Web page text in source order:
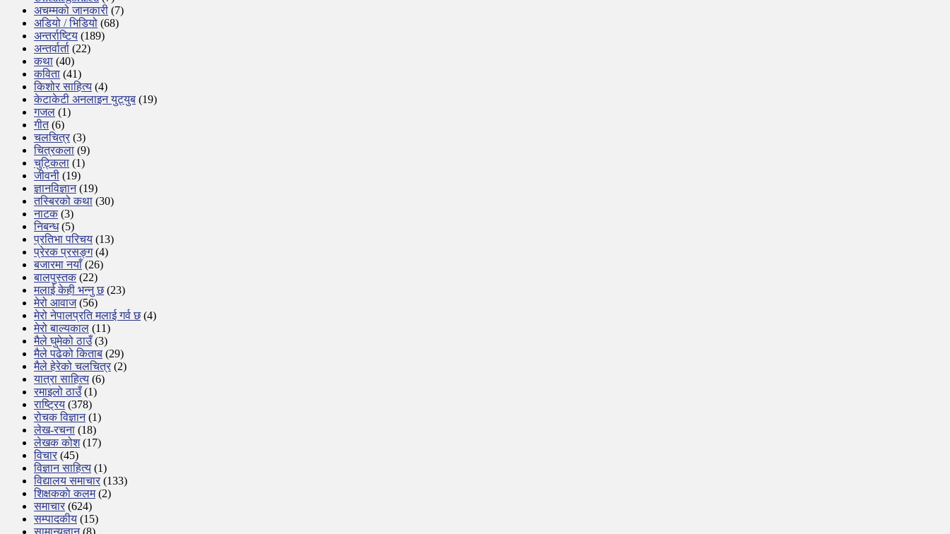
अचम्मको जानकारी (7)
अडियो / भिडियो (68)
अन्तर्राष्टिय (189)
अन्तर्वार्ता (22)
कथा (40)
कविता (41)
किशोर साहित्य (4)
केटाकेटी अनलाइन युट्युब (19)
गजल (1)
गीत(6)
चलचित्र (3)
चित्रकला (9)
चुट्किला (1)
जीवनी (19)
ज्ञानविज्ञान(19)
तस्बिरको कथा (30)
नाटक(3)
निबन्ध(5)
प्रतिभा परिचय (13)
प्रेरक प्रसङ्ग(4)
बजारमा नयाँ(26)
बालपुस्तक(22)
मलाई केही भन्नु छ(23)
मेरो आवाज(56)
मेरो नेपालप्रति मलाई गर्व छ(4)
मेरो बाल्यकाल (11)
मैले घुमेको ठाउँ(3)
मैले पढेको किताब (29)
मैले हेरेको चलचित्र (2)
यात्रा साहित्य (6)
रमाइलो ठाउँ(1)
राष्ट्रिय (378)
रोचक विज्ञान(1)
लेख-रचना (18)
लेखक कोश(17)
विचार (45)
विज्ञान साहित्य (1)
विद्यालय समाचार (133)
शिक्षककाे कलम(2)
समाचार (624)
सम्पादकीय (15)
सामान्यज्ञान(8)